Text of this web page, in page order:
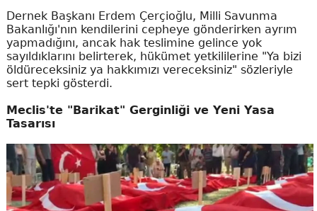
Dernek Başkanı Erdem Çerçioğlu, Milli Savunma
Bakanlığı'nın kendilerini cepheye gönderirken ayrım
yapmadığını, ancak hak teslimine gelince yok
sayıldıklarını belirterek, hükümet yetkililerine "Ya bizi
öldüreceksiniz ya hakkımızı vereceksiniz" sözleriyle
sert tepki gösterdi.
Meclis'te "Barikat" Gerginliği ve Yeni Yasa
Tasarısı